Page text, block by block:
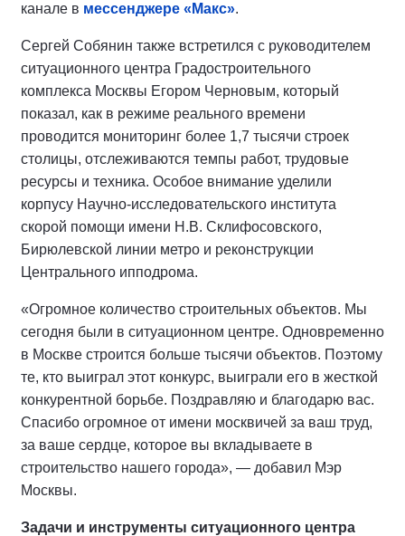
канале в мессенджере «Макс».
Сергей Собянин также встретился с руководителем
ситуационного центра Градостроительного
комплекса Москвы Егором Черновым, который
показал, как в режиме реального времени
проводится мониторинг более 1,7 тысячи строек
столицы, отслеживаются темпы работ, трудовые
ресурсы и техника. Особое внимание уделили
корпусу Научно-исследовательского института
скорой помощи имени Н.В. Склифосовского,
Бирюлевской линии метро и реконструкции
Центрального ипподрома.
«Огромное количество строительных объектов. Мы
сегодня были в ситуационном центре. Одновременно
в Москве строится больше тысячи объектов. Поэтому
те, кто выиграл этот конкурс, выиграли его в жесткой
конкурентной борьбе. Поздравляю и благодарю вас.
Спасибо огромное от имени москвичей за ваш труд,
за ваше сердце, которое вы вкладываете в
строительство нашего города», — добавил Мэр
Москвы.
Задачи и инструменты ситуационного центра